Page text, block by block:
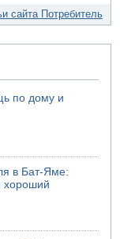
сайта Потребитель
по дому и
в Бат-Яме:
хороший